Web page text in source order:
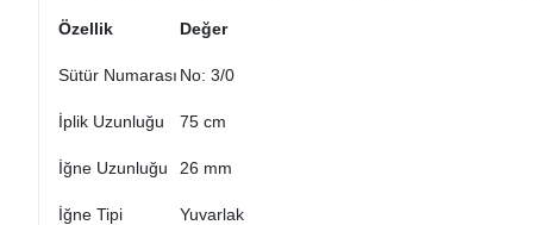
Özellik Değer
Sütür Numarası No: 3/0
İplik Uzunluğu 75 cm
İğne Uzunluğu 26 mm
İğne Tipi Yuvarlak